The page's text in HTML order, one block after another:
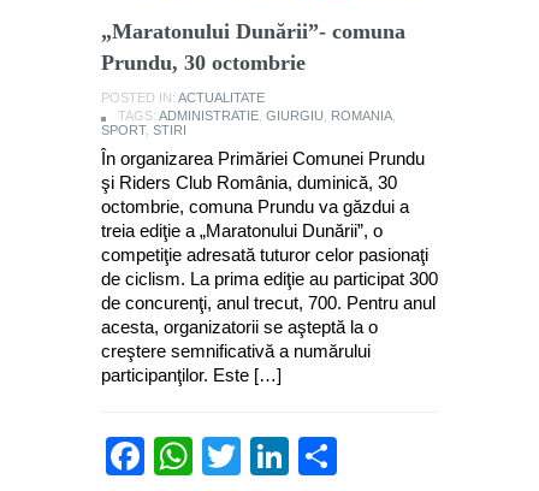
„Maratonului Dunării”- comuna
Prundu, 30 octombrie
POSTED IN: ACTUALITATE
TAGS: ADMINISTRATIE GIURGIU ROMANIA
SPORT, STIRI
În organizarea Primăriei Comunei Prundu
şi Riders Club România, duminică, 30
octombrie, comuna Prundu va găzdui a
treia ediţie a „Maratonului Dunării”, o
competiţie adresată tuturor celor pasionaţi
de ciclism. La prima ediţie au participat 300
de concurenţi, anul trecut, 700. Pentru anul
acesta, organizatorii se aşteptă la o
creştere semnificativă a numărului
participanţilor. Este […]
Facebook
WhatsApp
TwitterLinkedIn